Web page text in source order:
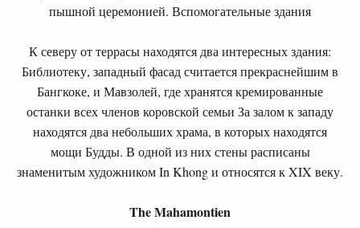
пышной церемонией. Вспомогательные здания
К северу от террасы находятся два интересных здания:
Библиотеку, западный фасад считается прекраснейшим в
Бангкоке, и Мавзолей, где хранятся кремированные
останки всех членов коровской семьи За залом к западу
находятся два небольших храма, в которых находятся
мощи Будды. В одной из них стены расписаны
знаменитым художником In Khong и относятся к XIX веку.
The Mahamontien